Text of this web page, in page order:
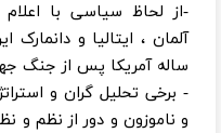
-از لحاظ سیاسی با اعلام
ساله آمریکا پس از جنگ
- برخی تحلیل گران و
و ناموزون و دور از نظم و